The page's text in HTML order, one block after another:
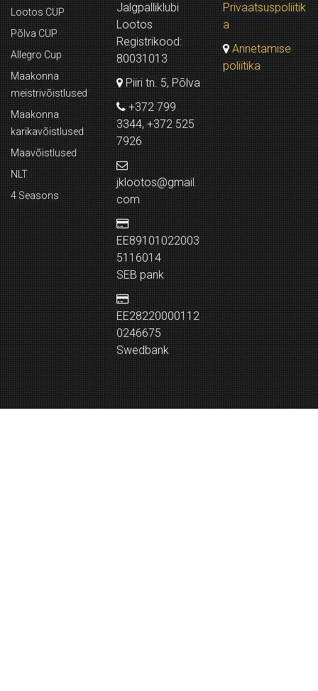
Lootos CUP
Põlva CUP
Allegro Cup
Maakonna
meistrivõistlused
Maakonna
karikavõistlused
Maavõistlused
NLT
4 Seasons
Jalgpalliklubi
Lootos
Registrikood:
80031013
Piiri tn. 5, Põlva
+372 799
3344, +372 525
7926
jklootos@gmail.
com
EE89101022003
5116014
SEB pank
EE28220000112
0246675
Swedbank
Privaatsuspoliitik
a
Annetamise
poliitika